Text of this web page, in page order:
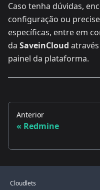
Caso tenha dúvidas,
configuração ou
específicas, entre em
da SaveinCloud
painel da plataforma.
Anterior
Redmine
Cloudlets